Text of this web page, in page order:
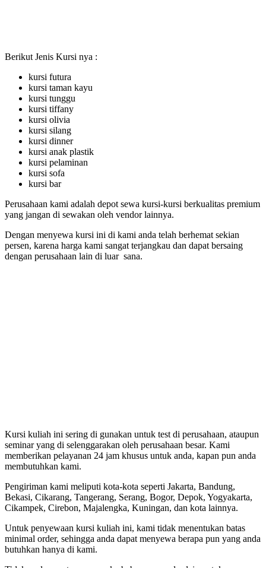
Berikut Jenis Kursi nya :
kursi futura
kursi taman kayu
kursi tunggu
kursi tiffany
kursi olivia
kursi silang
kursi dinner
kursi anak plastik
kursi pelaminan
kursi sofa
kursi bar
Perusahaan kami adalah depot sewa kursi-kursi berkualitas premium
yang jangan di sewakan oleh vendor lainnya.
Dengan menyewa kursi ini di kami anda telah berhemat sekian
persen, karena harga kami sangat terjangkau dan dapat bersaing
dengan perusahaan lain di luar sana.
Kursi kuliah ini sering di gunakan untuk test di perusahaan, ataupun
seminar yang di selenggarakan oleh perusahaan besar. Kami
memberikan pelayanan 24 jam khusus untuk anda, kapan pun anda
membutuhkan kami.
Pengiriman kami meliputi kota-kota seperti Jakarta, Bandung,
Bekasi, Cikarang, Tangerang, Serang, Bogor, Depok, Yogyakarta,
Cikampek, Cirebon, Majalengka, Kuningan, dan kota lainnya.
Untuk penyewaan kursi kuliah ini, kami tidak menentukan batas
minimal order, sehingga anda dapat menyewa berapa pun yang anda
butuhkan hanya di kami.